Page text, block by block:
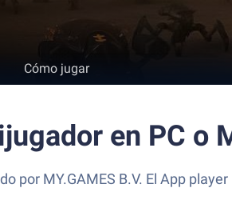
Cómo jugar
en PC o
por MY.GAMES B.V. El App